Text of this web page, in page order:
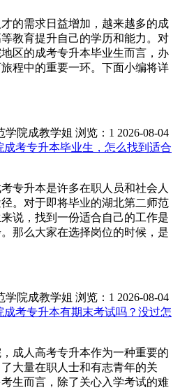
的需求日益增加，越来越多的成
教育提升自己的学历和能力。对
区的成考专升本毕业生而言，办
程中的重要一环。下面小编将详
学院成教学姐 浏览：1 2026-08-04
成考专升本毕业生，怎么找到适合
专升本是许多在职人员和社会人
。对于即将毕业的湖北第二师范
说，找到一份适合自己的工作是
那么大家在选择岗位的时候，是
学院成教学姐 浏览：1 2026-08-04
成考专升本有期末考试吗？没过怎
成人高考专升本作为一种重要的
大量在职人士和有志青年的关
生而言，除了关心入学考试的难